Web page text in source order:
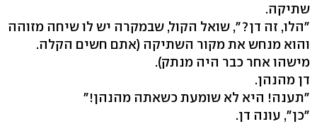
שתיקה.
"הלו, זה דן?", שואל הקול, שבמקרה יש לו שיחה מזוהה
והוא מנחש את מקור השתיקה (אתם חשים הקלה.
מישהו אחר כבר היה מנתק).
דן מהנהן.
"תענה! היא לא שומעת כשאתה מהנהן!"
"כן", עונה דן.